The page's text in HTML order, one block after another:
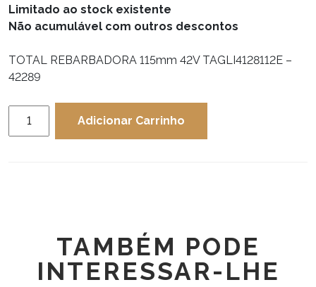
Limitado ao stock existente
Não acumulável com outros descontos
TOTAL REBARBADORA 115mm 42V TAGLI4128112E –
42289
Adicionar Carrinho
TAMBÉM PODE
INTERESSAR-LHE